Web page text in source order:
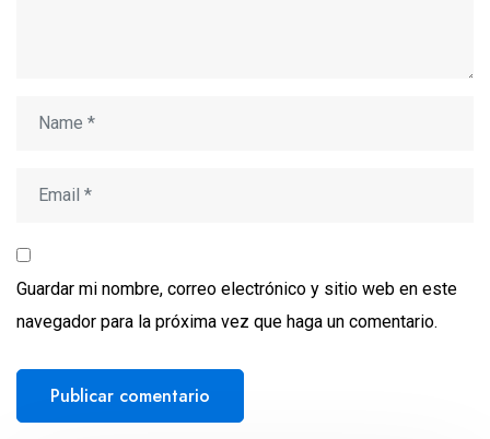
Guardar mi nombre, correo electrónico y sitio web en este
navegador para la próxima vez que haga un comentario.